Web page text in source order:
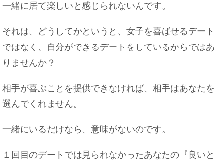
一緒に居て楽しいと感じられないんです。
それは、どうしてかというと、女子を喜ばせるデート
ではなく、自分ができるデートをしているからではあ
りませんか？
相手が喜ぶことを提供できなければ、相手はあなたを
選んでくれません。
一緒にいるだけなら、意味がないのです。
１回目のデートでは見られなかったあなたの『良いと